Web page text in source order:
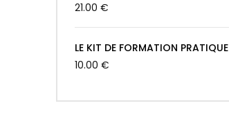
21.00 €
LE KIT DE FORMATION PRATIQUE
10.00 €